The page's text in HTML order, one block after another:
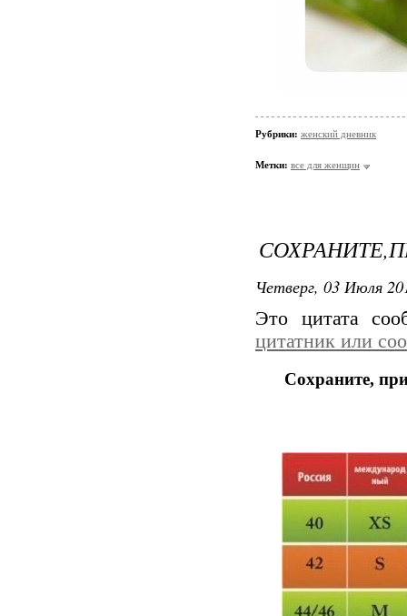
Рубрики: женский дневник
Метки: все для женщин
Четверг, 03 Июля
Это цитата
цитатник или
Сохраните,